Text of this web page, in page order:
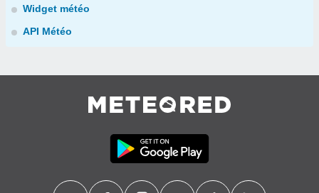
Widget météo
API Météo